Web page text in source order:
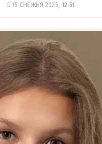
15 СНЕЖНЯ 2025, 12:51